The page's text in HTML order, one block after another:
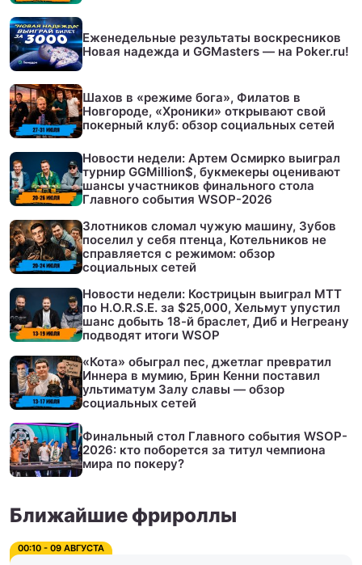
Еженедельные результаты воскресников
Новая надежда и GGMasters — на Poker.ru!
Шахов в «режиме бога», Филатов в
Новгороде, «Хроники» открывают свой
покерный клуб: обзор социальных сетей
Новости недели: Артем Осмирко выиграл
турнир GGMillion$, букмекеры оценивают
шансы участников финального стола
Главного события WSOP-2026
Злотников сломал чужую машину, Зубов
поселил у себя птенца, Котельников не
справляется с режимом: обзор
социальных сетей
Новости недели: Кострицын выиграл МТТ
по H.O.R.S.E. за $25,000, Хельмут упустил
шанс добыть 18-й браслет, Диб и Негреану
подводят итоги WSOP
«Кота» обыграл пес, джетлаг превратил
Иннера в мумию, Брин Кенни поставил
ультиматум Залу славы — обзор
социальных сетей
Финальный стол Главного события WSOP-
2026: кто поборется за титул чемпиона
мира по покеру?
Ближайшие фрироллы
00:10 - 09 АВГУСТА